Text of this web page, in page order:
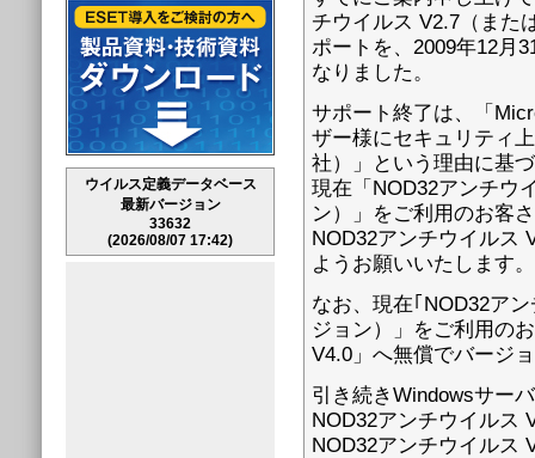
ウイルス定義データベース
最新バージョン
33632
(2026/08/07 17:42)
チウイルス V2.7（また
ポートを、2009年12月
なりました。
サポート終了は、「
ザー様にセキュリティ
社）」という理由に基
現在「NOD32アンチウ
ン）」をご利用のお客
NOD32アンチウイルス
ようお願いいたします。
なお、現在｢NOD32ア
ジョン）」をご利用の
V4.0」へ無償でバージ
引き続きWindowsサー
NOD32アンチウイルス
NOD32アンチウイルス